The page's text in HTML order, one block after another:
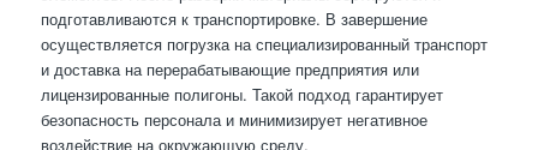
подготавливаются к транспортировке. В завершение
осуществляется погрузка на специализированный транспорт
и доставка на перерабатывающие предприятия или
лицензированные полигоны. Такой подход гарантирует
безопасность персонала и минимизирует негативное
воздействие на окружающую среду.